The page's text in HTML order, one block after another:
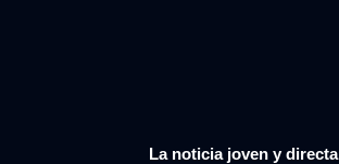
La noticia joven y directa